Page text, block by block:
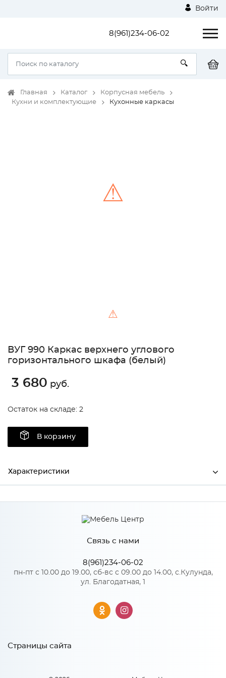
Войти
8(961)234-06-02
Главная Каталог
Корпусная мебель
Кухни и комплектующие
Кухонные каркасы
⚠
⚠
ВУГ 990 Каркас верхнего углового
горизонтального шкафа (белый)
3 680 руб.
Остаток на складе: 2
В корзину
Характеристики
Ширина 990
358
302
Mebiрlex
Белый
ЛДСП
Особенности
Связь с нами
8(961)234-06-02
пн-пт с 10.00 до 19.00, сб-вс с 09.00 до 14.00, с.Кулунда,
ул. Благодатная, 1
Страницы сайта